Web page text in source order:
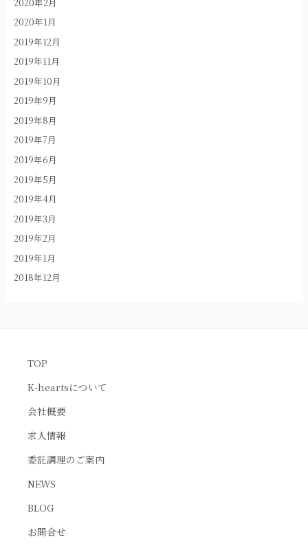
2020年1月
2019年12月
2019年11月
2019年10月
2019年9月
2019年8月
2019年7月
2019年6月
2019年5月
2019年4月
2019年3月
2019年2月
2019年1月
2018年12月
TOP
K-heartsについて
会社概要
求人情報
委託調理のご案内
NEWS
BLOG
お問合せ